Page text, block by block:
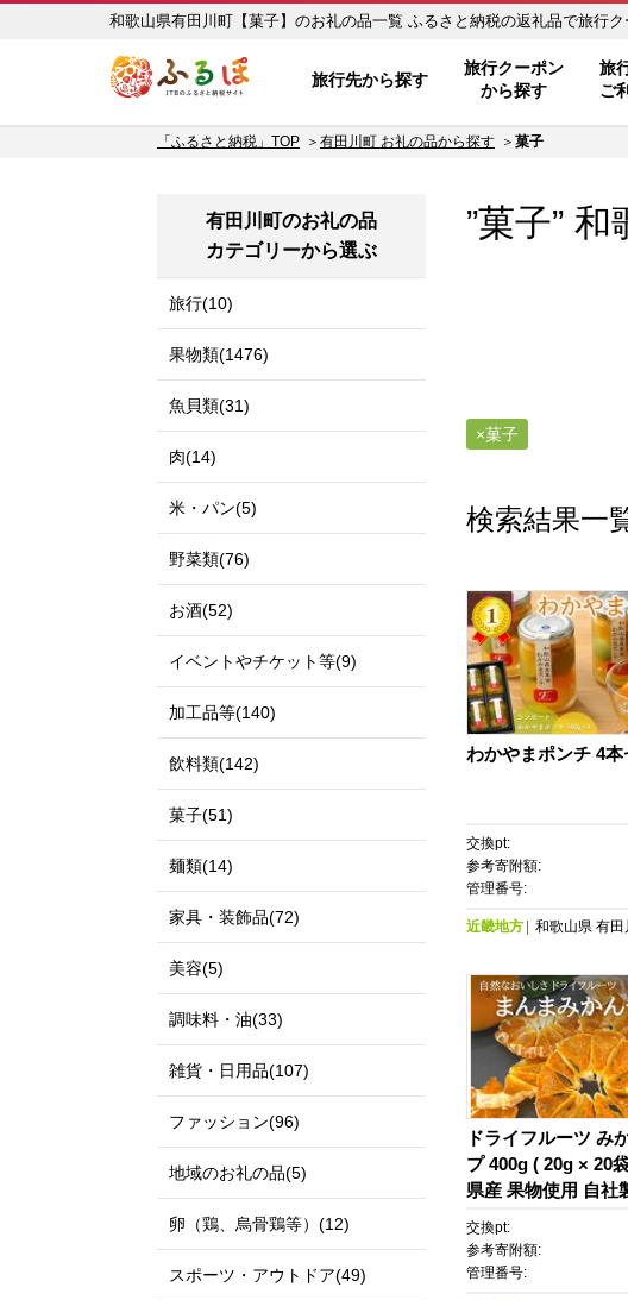
和歌山県有田川町【菓子】のお礼の品一覧 ふ
旅行先から探す
旅行クーポン
から探す
旅
ご
「ふるさと納税」TOP 有田川町 お礼の品から探す 菓子
”菓子”
菓子
検索結果一
わかやまポンチ 4本
交換pt:
参考寄附額:
管理番号:
近畿地方 和歌山県 有田
ドライフルーツ み
プ 400g ( 20g × 20
県産 果物使用 自社
かんの会】
交換pt:
参考寄附額:
管理番号:
有田川町のお礼の品
カテゴリーから選ぶ
旅行(10)
果物類(1476)
魚貝類(31)
肉(14)
米・パン(5)
野菜類(76)
お酒(52)
イベントやチケット等(9)
加工品等(140)
飲料類(142)
菓子(51)
麺類(14)
家具・装飾品(72)
美容(5)
調味料・油(33)
雑貨・日用品(107)
ファッション(96)
地域のお礼の品(5)
卵（鶏、烏骨鶏等）(12)
スポーツ・アウトドア(49)